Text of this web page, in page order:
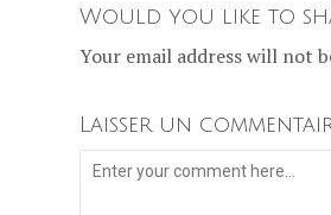
Would you like to
Your email address will not
Laisser un